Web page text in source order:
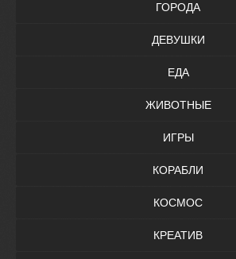
ГОРОДА
ДЕВУШКИ
ЕДА
ЖИВОТНЫЕ
ИГРЫ
КОРАБЛИ
КОСМОС
КРЕАТИВ